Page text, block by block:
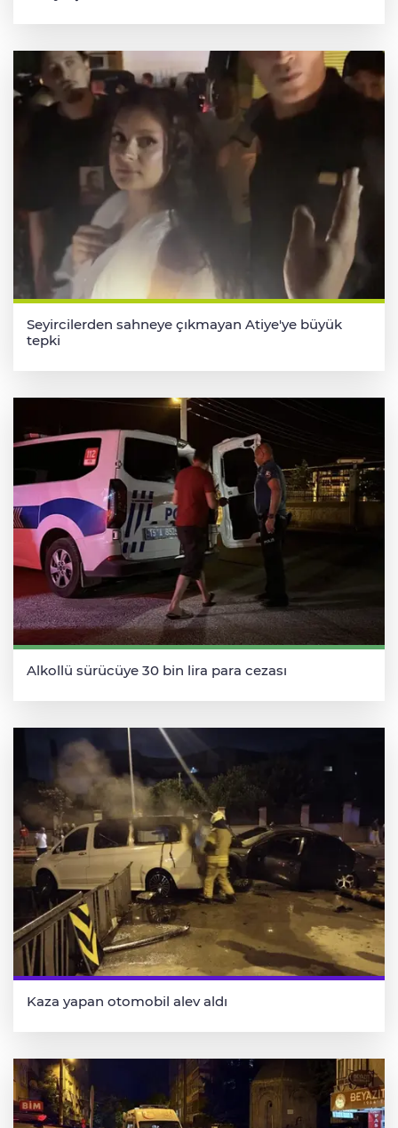
Seyircilerden sahneye çıkmayan Atiye'ye büyük
tepki
Alkollü sürücüye 30 bin lira para cezası
Kaza yapan otomobil alev aldı